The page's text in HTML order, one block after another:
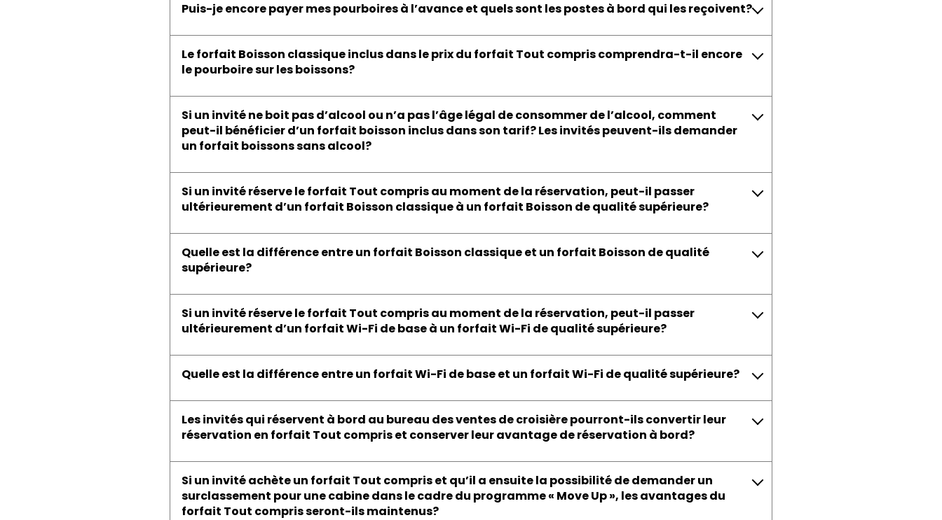
Puis-je encore payer mes pourboires à l’avance et quels sont les postes à bord qui les reçoivent?
Le forfait Boisson classique inclus dans le prix du forfait Tout compris comprendra-t-il encore
le pourboire sur les boissons?
Si un invité ne boit pas d’alcool ou n’a pas l’âge légal de consommer de l’alcool, comment
peut-il bénéficier d’un forfait boisson inclus dans son tarif? Les invités peuvent-ils demander
un forfait boissons sans alcool?
Si un invité réserve le forfait Tout compris au moment de la réservation, peut-il passer
ultérieurement d’un forfait Boisson classique à un forfait Boisson de qualité supérieure?
Quelle est la différence entre un forfait Boisson classique et un forfait Boisson de qualité
supérieure?
Si un invité réserve le forfait Tout compris au moment de la réservation, peut-il passer
ultérieurement d’un forfait Wi-Fi de base à un forfait Wi-Fi de qualité supérieure?
Quelle est la différence entre un forfait Wi-Fi de base et un forfait Wi-Fi de qualité supérieure?
Les invités qui réservent à bord au bureau des ventes de croisière pourront-ils convertir leur
réservation en forfait Tout compris et conserver leur avantage de réservation à bord?
Si un invité achète un forfait Tout compris et qu’il a ensuite la possibilité de demander un
surclassement pour une cabine dans le cadre du programme « Move Up », les avantages du
forfait Tout compris seront-ils maintenus?